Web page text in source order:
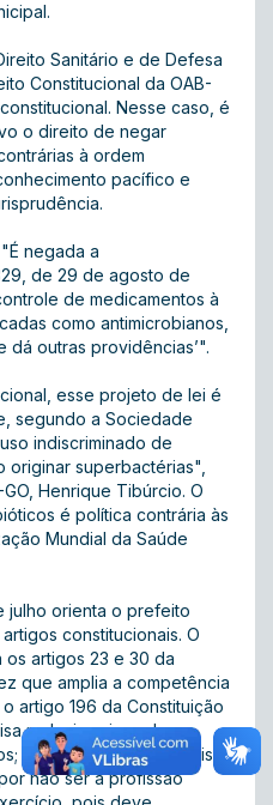
Sanitário e de Defesa
Constitucional da OAB-
Nesse caso, é
o direito de negar
à ordem
pacífico e
negada a
de 29 de agosto de
de medicamentos à
como antimicrobianos,
dá outras providências’".
esse projeto de lei é
segundo a Sociedade
indiscriminado de
originar superbactérias",
Henrique Tibúrcio. O
é política contrária às
Mundial da Saúde
julho orienta o prefeito
constitucionais. O
artigos 23 e 30 da
que amplia a competência
artigo 196 da Constituição
reduzir o risco de
afronta o artigo 5º, inciso
não ser a profissão